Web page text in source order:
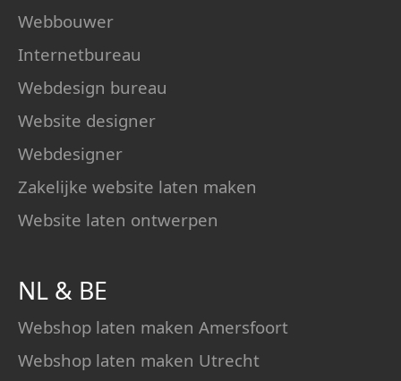
Webbouwer
Internetbureau
Webdesign bureau
Website designer
Webdesigner
Zakelijke website laten maken
Website laten ontwerpen
NL & BE
Webshop laten maken Amersfoort
Webshop laten maken Utrecht